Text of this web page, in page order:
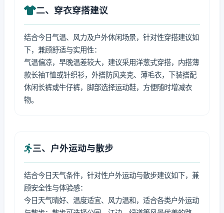
二、穿衣穿搭建议
结合今日气温、风力及户外休闲场景，针对性穿搭建议如
下，兼顾舒适与实用性：
气温偏凉，早晚温差较大，建议采用洋葱式穿搭，内搭薄
款长袖T恤或针织衫，外搭防风夹克、薄毛衣，下装搭配
休闲长裤或牛仔裤，脚部选择运动鞋，方便随时增减衣
物。
三、户外运动与散步
结合今日天气条件，针对性户外运动与散步建议如下，兼
顾安全性与体验感：
今日天气晴好、温度适宜、风力温和，适合各类户外运动